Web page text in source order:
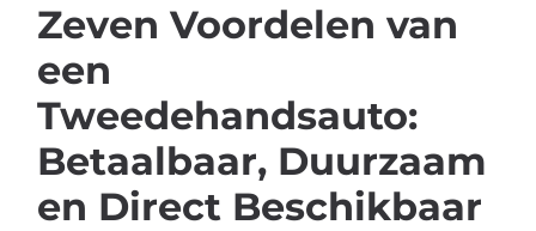
Zeven Voordelen van
een
Tweedehandsauto:
Betaalbaar, Duurzaam
en Direct Beschikbaar